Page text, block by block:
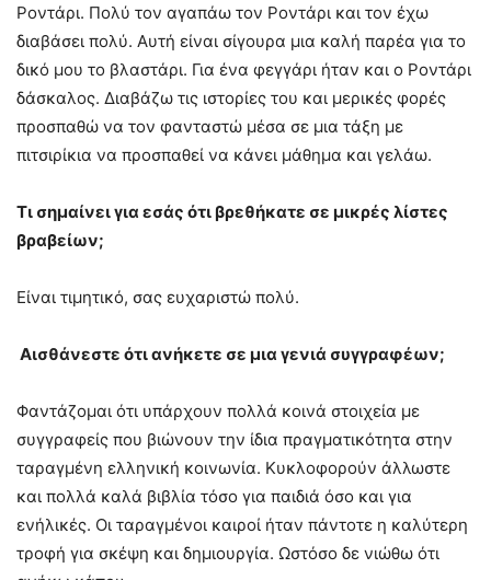
Ροντάρι. Πολύ τον αγαπάω τον Ροντάρι και τον έχω
διαβάσει πολύ. Αυτή είναι σίγουρα μια καλή παρέα για το
δικό μου το βλαστάρι. Για ένα φεγγάρι ήταν και ο Ροντάρι
δάσκαλος. Διαβάζω τις ιστορίες του και μερικές φορές
προσπαθώ να τον φανταστώ μέσα σε μια τάξη με
πιτσιρίκια να προσπαθεί να κάνει μάθημα και γελάω.
Τι σημαίνει για εσάς ότι βρεθήκατε σε μικρές λίστες
βραβείων;
Είναι τιμητικό, σας ευχαριστώ πολύ.
Αισθάνεστε ότι ανήκετε σε μια γενιά συγγραφέων;
Φαντάζομαι ότι υπάρχουν πολλά κοινά στοιχεία με
συγγραφείς που βιώνουν την ίδια πραγματικότητα στην
ταραγμένη ελληνική κοινωνία. Κυκλοφορούν άλλωστε
και πολλά καλά βιβλία τόσο για παιδιά όσο και για
ενήλικές. Οι ταραγμένοι καιροί ήταν πάντοτε η καλύτερη
τροφή για σκέψη και δημιουργία. Ωστόσο δε νιώθω ότι